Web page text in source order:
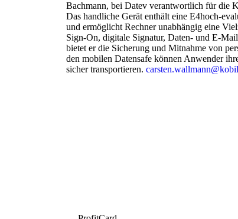
Bachmann, bei Datev verantwortlich für die
Das handliche Gerät enthält eine E4hoch-
und ermöglicht Rechner unabhängig eine
Sign-On, digitale Signatur, Daten- und E-
bietet er die Sicherung und Mitnahme von
den mobilen Datensafe können Anwender
sicher transportieren.